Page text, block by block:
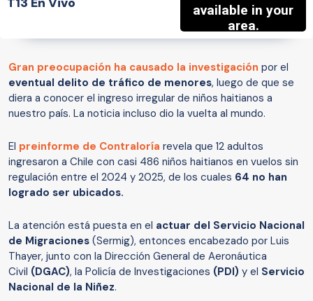
Gran preocupación ha causado la investigación por el
eventual delito de tráfico de menores, luego de que se
diera a conocer el ingreso irregular de niños haitianos a
nuestro país. La noticia incluso dio la vuelta al mundo.
El preinforme de Contraloría revela que 12 adultos
ingresaron a Chile con casi 486 niños haitianos en vuelos sin
regulación entre el 2024 y 2025, de los cuales 64 no han
logrado ser ubicados.
La atención está puesta en el actuar del Servicio Nacional
de Migraciones (Sermig), entonces encabezado por Luis
Thayer, junto con la Dirección General de Aeronáutica
Civil (DGAC), la Policía de Investigaciones (PDI) y el Servicio
Nacional de la Niñez.